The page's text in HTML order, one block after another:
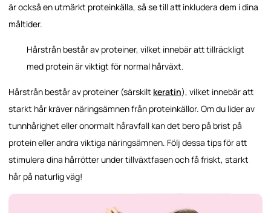
är också en utmärkt proteinkälla, så se till att inkludera dem i dina
måltider.
Hårstrån består av proteiner, vilket innebär att tillräckligt
med protein är viktigt för normal hårväxt.
Hårstrån består av proteiner (särskilt keratin), vilket innebär att
starkt hår kräver näringsämnen från proteinkällor. Om du lider av
tunnhårighet eller onormalt håravfall kan det bero på brist på
protein eller andra viktiga näringsämnen. Följ dessa tips för att
stimulera dina hårrötter under tillväxtfasen och få friskt, starkt
hår på naturlig väg!